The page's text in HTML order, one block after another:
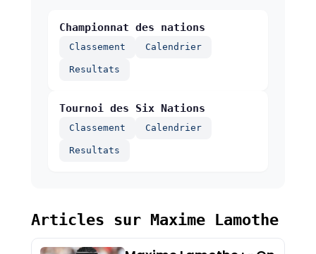
Championnat des nations
Classement Calendrier
Resultats
Tournoi des Six Nations
Classement Calendrier
Resultats
Articles sur Maxime Lamothe